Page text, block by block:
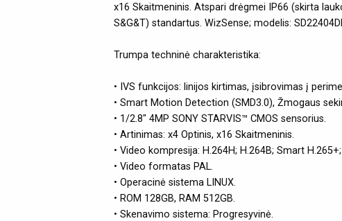
x16 Skaitmeninis. Atspari drėgmei IP66 (skirta
S&G&T) standartus. WizSense; modelis:
Trumpa techninė charakteristika:
• IVS funkcijos: linijos kirtimas, įsibrovimas į
• Smart Motion Detection (SMD3.0), Žmogaus
• 1/2.8" 4MP SONY STARVIS™ CMOS sensorius.
• Artinimas: x4 Optinis, x16 Skaitmeninis.
• Video kompresija: H.264H; H.264B; Smart
• Video formatas PAL.
• Operacinė sistema LINUX.
• ROM 128GB, RAM 512GB.
• Skenavimo sistema: Progresyvinė.